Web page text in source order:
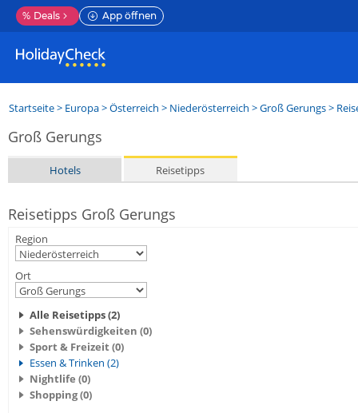
% Deals App öffnen
Startseite> Europa>Österreich > Niederösterreich >Groß Gerungs>
Groß Gerungs
Hotels Reisetipps
Reisetipps Groß Gerungs
Region
Ort
Alle Reisetipps (2)
Sehenswürdigkeiten (0)
Sport & Freizeit (0)
Essen & Trinken (2)
Nightlife (0)
Shopping (0)